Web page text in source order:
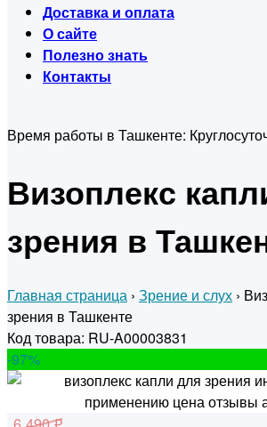
Доставка и оплата
О сайте
Полезно знать
Контакты
Время работы в Ташкенте:
Визоплекс
зрения в
Главная страница › Зрение и слух ›
зрения в Ташкенте
Код товара: RU-A00003831
-97%